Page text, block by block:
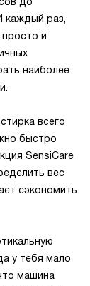
каждый раз,
просто и
наиболее
всего
быстро
SensiCare
вес
сэкономить
у тебя мало
машина